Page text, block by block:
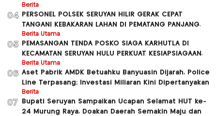
Berita
04
PERSONEL POLSEK SERUYAN HILIR GERAK CEPAT
TANGANI KEBAKARAN LAHAN DI PEMATANG PANJANG.
Berita Utama
05
PEMASANGAN TENDA POSKO SIAGA KARHUTLA DI
KECAMATAN SERUYAN HULU PERKUAT KESIAPSIAGAAN.
Berita Utama
06 Aset Pabrik AMDK Betuahku Banyuasin Dijarah, Police
Line Terpasang; Investasi Miliaran Kini Dipertanyakan
Berita
07
Bupati Seruyan Sampaikan Ucapan Selamat HUT ke-
24 Murung Raya, Doakan Daerah Semakin Maju dan